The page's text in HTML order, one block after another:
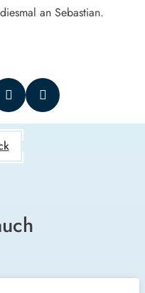
an Sebastian.